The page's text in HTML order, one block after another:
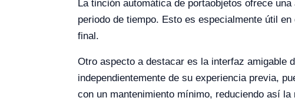
La tinción automática de portaobjetos ofrece
periodo de tiempo. Esto es especialmente útil
final.
Otro aspecto a destacar es la interfaz amigable
independientemente de su experiencia previa,
con un mantenimiento mínimo, reduciendo así